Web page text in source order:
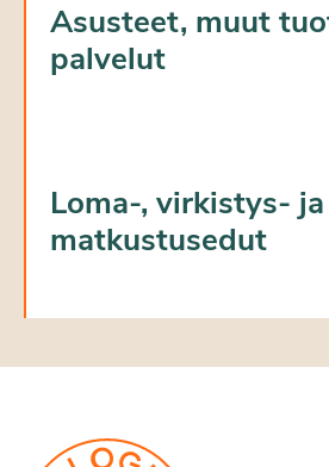
Asusteet, muut
palvelut
Loma-, virkistys- ja
matkustusedut